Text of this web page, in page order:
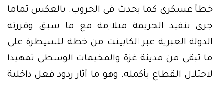
خطأ عسكري كما يحدث في الحروب. بالعكس تماما
جرى تنفيذ الجريمة متلازمة مع ما سبق وقررته
الدولة العبرية عبر الكابينت من خطة للسيطرة على
ما تبقى من مدينة غزة والمخيمات الوسطى تمهيدا
لاحتلال القطاع بأكمله. وهو ما أثار ردود فعل داخلية